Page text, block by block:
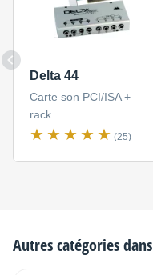
Delta 44
Carte son PCI/ISA +
rack
(25)
Autres catégories dans